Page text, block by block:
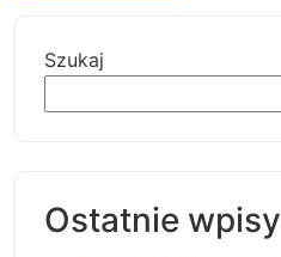
Szukaj
Ostatnie wpisy